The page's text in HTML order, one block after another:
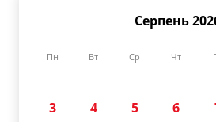
Серпень
Пн Вт Ср Чт
3
4 5 6